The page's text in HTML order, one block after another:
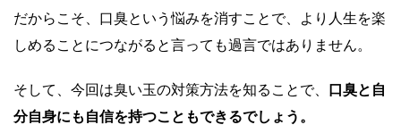
だからこそ、口臭という悩みを消すことで、より人生を楽
しめることにつながると言っても過言ではありません。
そして、今回は臭い玉の対策方法を知ることで、
口臭と自
分自身にも自信を持つこともできるでしょう。